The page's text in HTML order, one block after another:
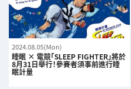
2024.08.05(Mon)
睡眠 × 電競「SLEEP FIGHTER」將於
8月31日舉行！參賽者須事前進行睡
眠計量